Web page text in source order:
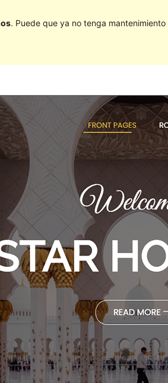
. Puede que ya no tenga